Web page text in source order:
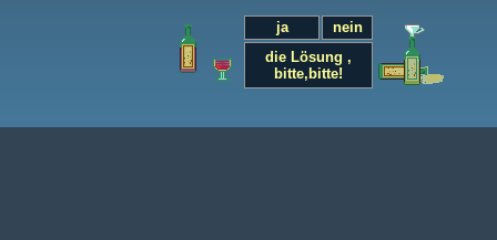
ja
nein
die Lösung ,
bitte,bitte!